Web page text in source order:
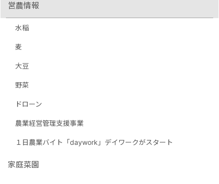
営農情報
水稲
麦
大豆
野菜
ドローン
農業経営管理支援事業
１日農業バイト「daywork」デイワークがスタート
家庭菜園